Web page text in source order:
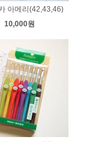
아메리(42,43,46)
10,000원